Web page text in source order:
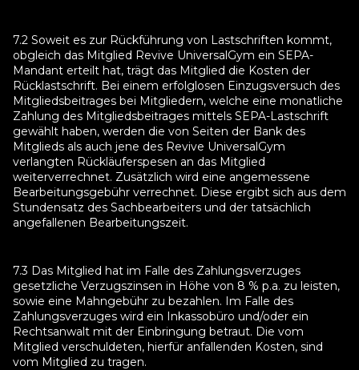
7.2 Soweit es zur Rückführung von Lastschriften kommt,
obgleich das Mitglied Revive UniversalGym ein SEPA-
Mandant erteilt hat, trägt das Mitglied die Kosten der
Rücklastschrift. Bei einem erfolglosen Einzugsversuch des
Mitgliedsbeitrages bei Mitgliedern, welche eine monatliche
Zahlung des Mitgliedsbeitrages mittels SEPA-Lastschrift
gewählt haben, werden die von Seiten der Bank des
Mitglieds als auch jene des Revive UniversalGym
verlangten Rückläuferspesen an das Mitglied
weiterverrechnet. Zusätzlich wird eine angemessene
Bearbeitungsgebühr verrechnet. Diese ergibt sich aus dem
Stundensatz des Sachbearbeiters und der tatsächlich
angefallenen Bearbeitungszeit.
7.3 Das Mitglied hat im Falle des Zahlungsverzuges
gesetzliche Verzugszinsen in Höhe von 8 % p.a. zu leisten,
sowie eine Mahngebühr zu bezahlen. Im Falle des
Zahlungsverzuges wird ein Inkassobüro und/oder ein
Rechtsanwalt mit der Einbringung betraut. Die vom
Mitglied verschuldeten, hierfür anfallenden Kosten, sind
vom Mitglied zu tragen.